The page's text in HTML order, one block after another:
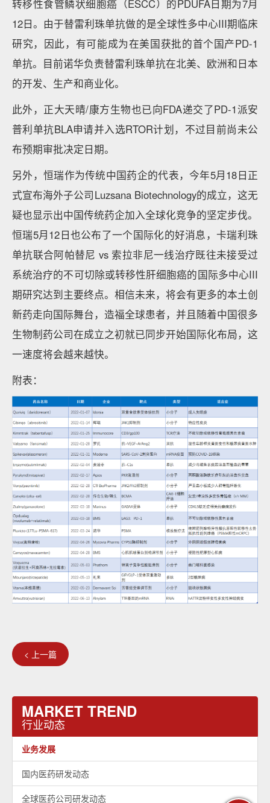
转移性食管鳞状细胞癌（ESCC）的PDUFA日期为7月
12日。由于替雷利珠单抗做的是全球性多中心III期临床
研究，因此，有可能成为在美国获批的首个国产PD-1
单抗。目前诺华负责替雷利珠单抗在北美、欧洲和日本
的开发、生产和商业化。
此外，正大天晴/康方生物也已向FDA递交了PD-1派安
普利单抗BLA申请并入选RTOR计划，不过目前尚未公
布预期审批决定日期。
另外，恒瑞作为传统中国药企的代表，今年5月18日正
式宣布海外子公司Luzsana Biotechnology的成立，这无
疑也显示出中国传统药企加入全球化竞争的坚定步伐。
恒瑞5月12日也公布了一个国际化的好消息，卡瑞利珠
单抗联合阿帕替尼 vs 索拉非尼一线治疗既往未接受过
系统治疗的不可切除或转移性肝细胞癌的国际多中心III
期研究达到主要终点。相信未来，将会有更多的本土创
新药走向国际舞台，造福全球患者，并且随着中国很多
生物制药公司在成立之初就已同步开始国际化布局，这
一速度将会越来越快。
附表：
< 上一篇
MARKET TREND
行业动态
业务发展
国内医药研发动态
全球医药公司研发动态